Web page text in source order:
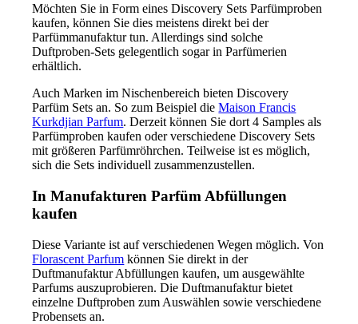
Möchten Sie in Form eines Discovery Sets Parfümproben
kaufen, können Sie dies meistens direkt bei der
Parfümmanufaktur tun. Allerdings sind solche
Duftproben-Sets gelegentlich sogar in Parfümerien
erhältlich.
Auch Marken im Nischenbereich bieten Discovery
Parfüm Sets an. So zum Beispiel dieMaison Francis
Kurkdjian Parfum. Derzeit können Sie dort 4 Samples als
Parfümproben kaufen oder verschiedene Discovery Sets
mit größeren Parfümröhrchen. Teilweise ist es möglich,
sich die Sets individuell zusammenzustellen.
In Manufakturen Parfüm Abfüllungen
kaufen
Diese Variante ist auf verschiedenen Wegen möglich. Von
Florascent Parfum können Sie direkt in der
Duftmanufaktur Abfüllungen kaufen, um ausgewählte
Parfums auszuprobieren. Die Duftmanufaktur bietet
einzelne Duftproben zum Auswählen sowie verschiedene
Probensets an.